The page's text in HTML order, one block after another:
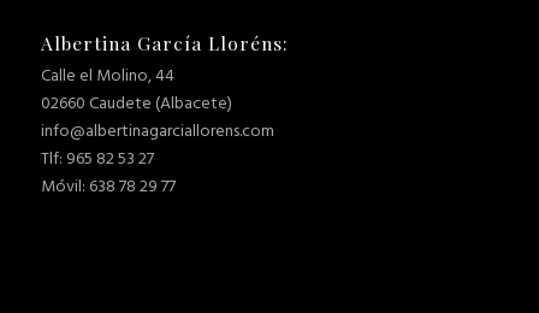
Albertina García Lloréns:
Calle el Molino, 44
02660 Caudete (Albacete)
info@albertinagarciallorens.com
Tlf: 965 82 53 27
Móvil: 638 78 29 77